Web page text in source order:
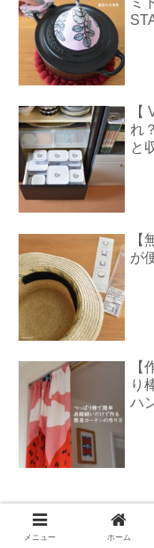
れ
と
が
り
ハ
メニュー ホーム